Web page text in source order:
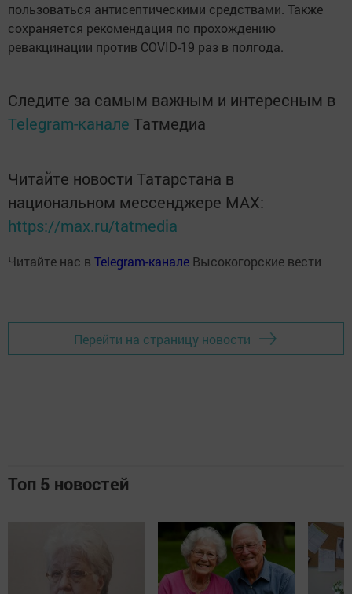
пользоваться антисептическими средствами. Также
сохраняется рекомендация по прохождению
ревакцинации против COVID-19 раз в полгода.
Следите за самым важным и интересным в
Telegram-канале Татмедиа
Читайте новости Татарстана в
национальном мессенджере MАХ:
https://max.ru/tatmedia
Читайте нас в Telegram-канале Высокогорские вести
Перейти на страницу новости
Топ 5 новостей